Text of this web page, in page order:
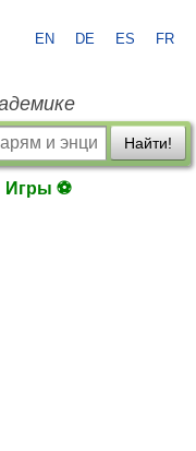
EN DE ES FR
Найти!
Игры ⚽